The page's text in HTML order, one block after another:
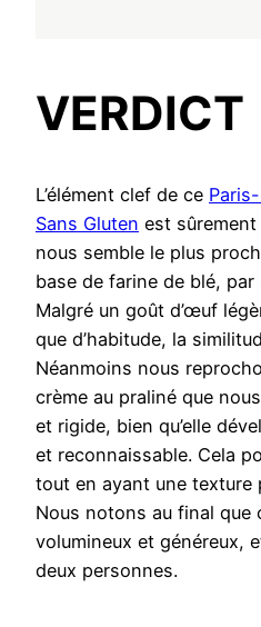
VERDICT
L’élément clef de ce
Sans Gluten est
nous semble le plus
base de farine de blé,
Malgré un goût d’œuf
que d’habitude, la
Néanmoins nous
crème au praliné que
et rigide, bien qu’elle
et reconnaissable. Cela
tout en ayant une texture
Nous notons au final que
volumineux et généreux,
deux personnes.